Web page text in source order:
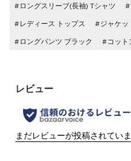
#ロングスリーブ(長袖) Tシャツ
#レディース トップス
#ジャケッ
#ロングパンツ ブラック
#コット